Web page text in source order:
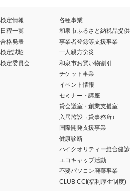
検定情報
日程一覧
合格発表
検定試験
検定委員会
各種事業
和泉市ふるさと納税品提供
事業者登録等支援事業
一人親方労災
和泉市お買い物割引
チケット事業
イベント情報
セミナー・講座
貸会議室・創業支援室
入居施設（貸事務所）
国際開発支援事業
健康診断
ハイクオリティー総合健診
エコキャップ活動
不要パソコン廃棄事業
CLUB CCI(福利厚生制度)